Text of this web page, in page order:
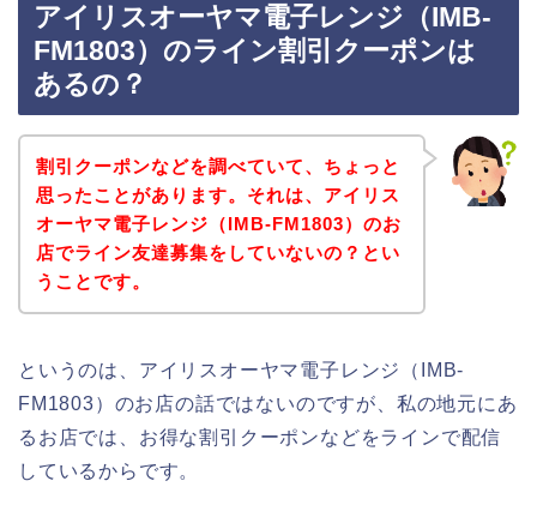
アイリスオーヤマ電子レンジ（IMB-
FM1803）のライン割引クーポンは
あるの？
割引クーポンなどを調べていて、ちょっと
思ったことがあります。それは、アイリス
オーヤマ電子レンジ（IMB-FM1803）のお
店でライン友達募集をしていないの？とい
うことです。
というのは、アイリスオーヤマ電子レンジ（IMB-
FM1803）のお店の話ではないのですが、私の地元にあ
るお店では、お得な割引クーポンなどをラインで配信
しているからです。